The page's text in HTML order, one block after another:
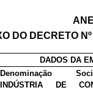
DO DECRETO
DADOS DA
Denominação
INDÚSTRIA DE